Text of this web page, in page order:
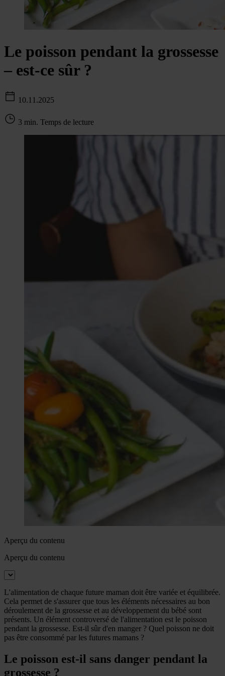
Le poisson pendant la grossesse
– est-ce sûr ?
10.11.2025
3 min. Temps de lecture
Aperçu du contenu
Aperçu du contenu
L'alimentation de chaque future maman doit être variée et équilibrée.
Cela permet de s'assurer que tous les éléments nécessaires au bon
déroulement de la grossesse et au développement du bébé sont
présents. Un élément controversé de l'alimentation est le poisson
pendant la grossesse. Est-il sûr d'en manger ? Quel poisson ne doit
pas être consommé par les futures mamans ?
Le poisson est-il sans danger pendant la
grossesse ?